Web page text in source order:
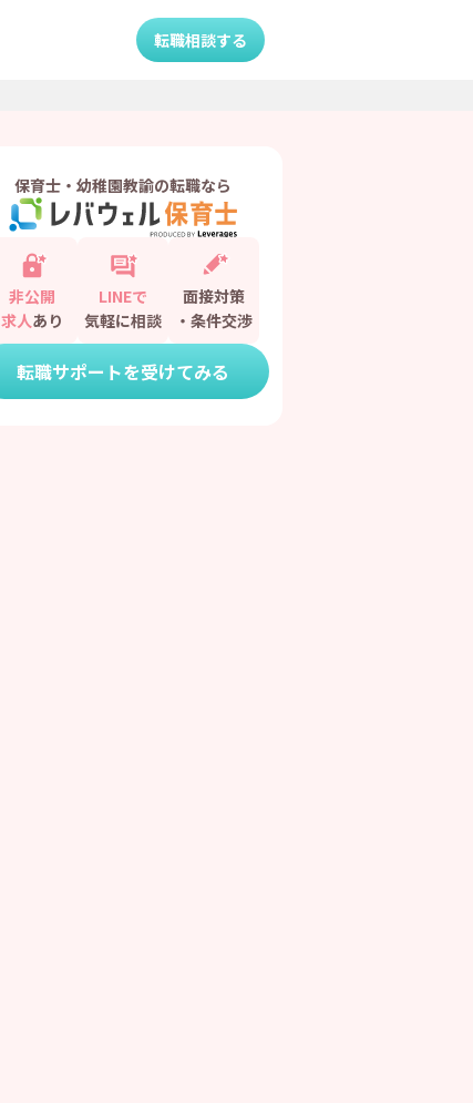
転職相談する
保育士・幼稚園教諭の転職なら
非公開
求人あり
LINEで
気軽に相談
面接対策
・条件交渉
転職サポートを受けてみる